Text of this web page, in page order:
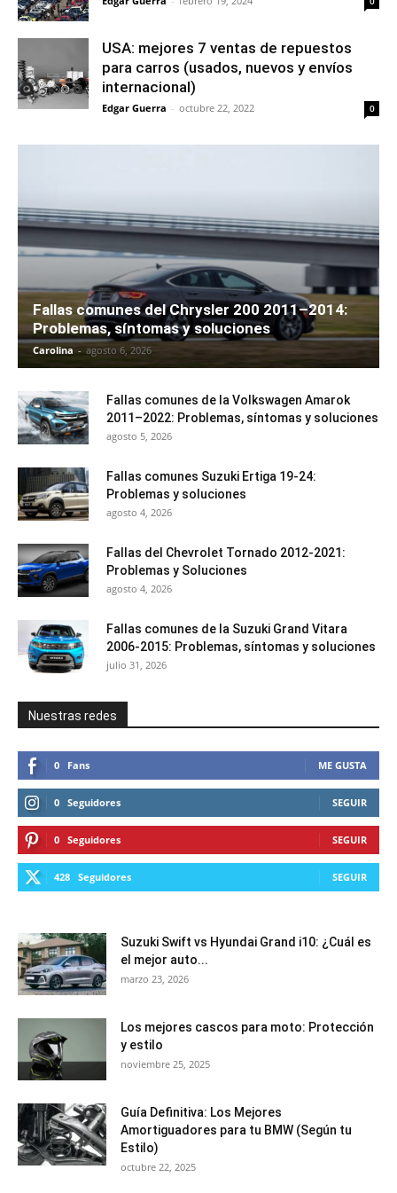
USA: mejores 7 ventas de repuestos
para carros (usados, nuevos y envíos
internacional)
Edgar Guerra - octubre 22, 2022 0
Fallas comunes del Chrysler 200 2011–2014:
Problemas, síntomas y soluciones
Carolina - agosto 6, 2026
Fallas comunes de la Volkswagen Amarok
2011–2022: Problemas, síntomas y soluciones
agosto 5, 2026
Fallas comunes Suzuki Ertiga 19-24:
Problemas y soluciones
agosto 4, 2026
Fallas del Chevrolet Tornado 2012-2021:
Problemas y Soluciones
agosto 4, 2026
Fallas comunes de la Suzuki Grand Vitara
2006-2015: Problemas, síntomas y soluciones
julio 31, 2026
Nuestras redes
0 Fans ME GUSTA
0 Seguidores SEGUIR
0 Seguidores SEGUIR
428 Seguidores SEGUIR
Suzuki Swift vs Hyundai Grand i10: ¿Cuál es
el mejor auto...
marzo 23, 2026
Los mejores cascos para moto: Protección
y estilo
noviembre 25, 2025
Guía Definitiva: Los Mejores
Amortiguadores para tu BMW (Según tu
Estilo)
octubre 22, 2025